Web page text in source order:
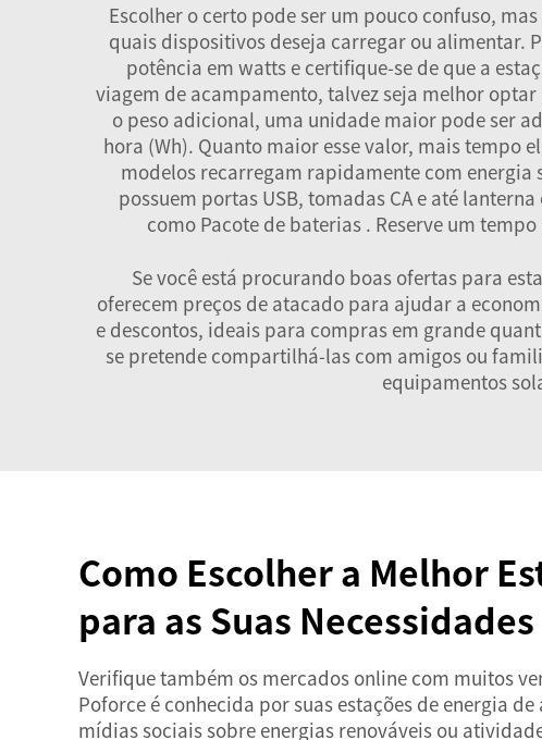
Escolher o certo pode ser um pouco confuso,
quais dispositivos deseja carregar ou alimentar.
potência em watts e certifique-se de que a
viagem de acampamento, talvez seja melhor
o peso adicional, uma unidade maior pode ser
hora (Wh). Quanto maior esse valor, mais tempo
modelos recarregam rapidamente com energia
possuem portas USB, tomadas CA e até
como Pacote de baterias . Reserve um
Se você está procurando boas ofertas para
oferecem preços de atacado para ajudar a
e descontos, ideais para compras em grande
se pretende compartilhá-las com amigos ou
equipamentos
Como Escolher a Melhor
para as Suas Necessidades
Verifique também os mercados online com muitos
Poforce é conhecida por suas estações de energia
mídias sociais sobre energias renováveis ou